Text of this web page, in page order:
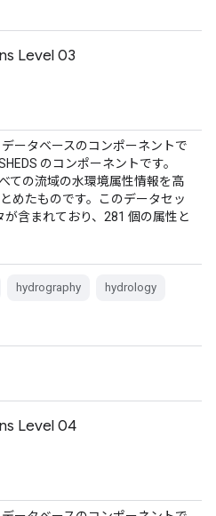
Level 03
ータベースのコンポーネントで
のコンポーネントです。
ての流域の水環境属性情報を高
めたものです。このデータセッ
が含まれており、281 個の属性と
hydrography hydrology
Level 04